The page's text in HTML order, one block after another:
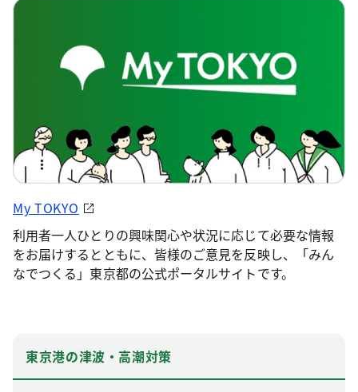
My TOKYO
利用者一人ひとりの興味関心や状況に応じて必要な情報
をお届けするとともに、皆様のご意見を反映し、「みん
なでつくる」東京都の公式ポータルサイトです。
東京港の津波・高潮対策